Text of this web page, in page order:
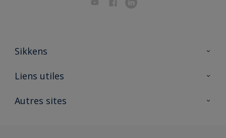
Sikkens
A propos de Sikkens
Liens utiles
Ouvrir un magasin PASS
Autres sites